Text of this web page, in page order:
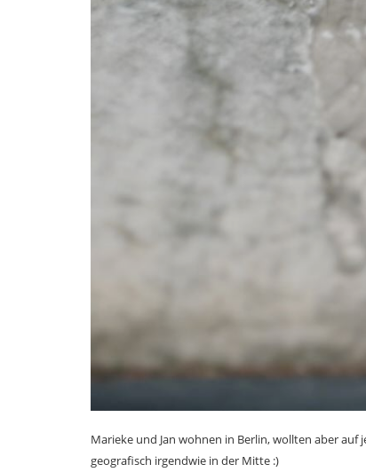
Marieke und Jan wohnen in Berlin, wollten aber
geografisch irgendwie in der Mitte :)